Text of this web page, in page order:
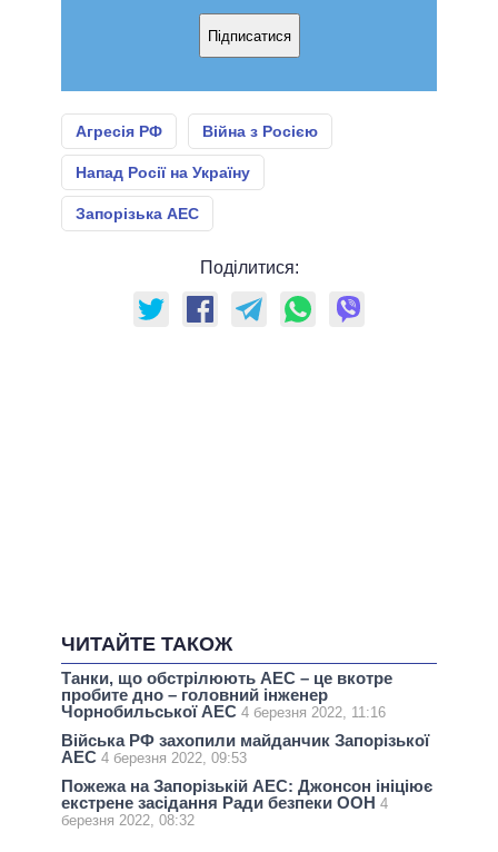
Підписатися
Агресія РФ Війна з Росією
Напад Росії на Україну
Запорізька АЕС
Поділитися:
ЧИТАЙТЕ ТАКОЖ
Танки, що обстрілюють АЕС – це вкотре
пробите дно – головний інженер
Чорнобильської АЕС 4 березня 2022, 11:16
Війська РФ захопили майданчик Запорізької
АЕС 4 березня 2022, 09:53
Пожежа на Запорізькій АЕС: Джонсон ініціює
екстрене засідання Ради безпеки ООН 4
березня 2022, 08:32